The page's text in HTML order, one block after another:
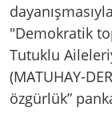
"Demokratik
Tutuklu
(MATUHAY-
özgürlük”